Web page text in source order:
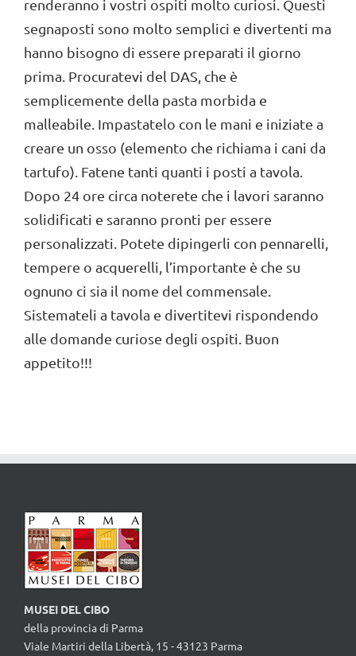
renderanno i vostri ospiti molto curiosi. Questi
segnaposti sono molto semplici e divertenti ma
hanno bisogno di essere preparati il giorno
prima. Procuratevi del DAS, che è
semplicemente della pasta morbida e
malleabile. Impastatelo con le mani e iniziate a
creare un osso (elemento che richiama i cani da
tartufo). Fatene tanti quanti i posti a tavola.
Dopo 24 ore circa noterete che i lavori saranno
solidificati e saranno pronti per essere
personalizzati. Potete dipingerli con pennarelli,
tempere o acquerelli, l’importante è che su
ognuno ci sia il nome del commensale.
Sistemateli a tavola e divertitevi rispondendo
alle domande curiose degli ospiti. Buon
appetito!!!
MUSEI DEL CIBO
della provincia di Parma
Viale Martiri della Libertà, 15 - 43123 Parma